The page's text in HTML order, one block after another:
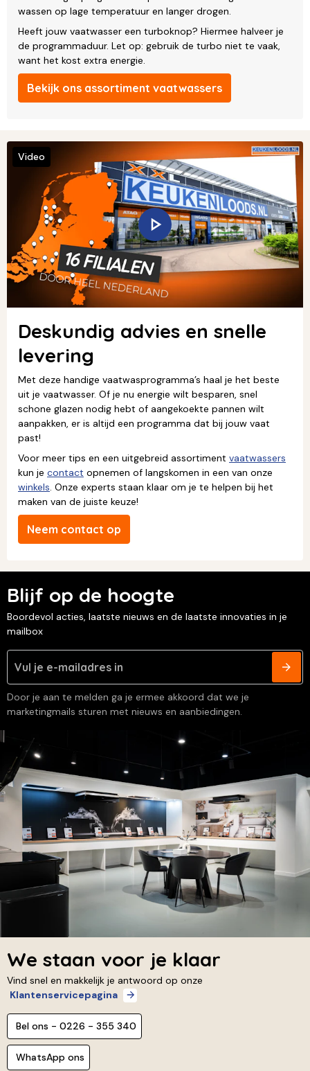
wassen op lage temperatuur en langer drogen.
Heeft jouw vaatwasser een turboknop? Hiermee halveer je
de programmaduur. Let op: gebruik de turbo niet te vaak,
want het kost extra energie.
Bekijk ons assortiment vaatwassers
Deskundig advies en snelle
levering
Met deze handige vaatwasprogramma’s haal je het beste
uit je vaatwasser. Of je nu energie wilt besparen, snel
schone glazen nodig hebt of aangekoekte pannen wilt
aanpakken, er is altijd een programma dat bij jouw vaat
past!
Voor meer tips en een uitgebreid assortiment vaatwassers
kun je contact opnemen of langskomen in een van onze
winkels. Onze experts staan klaar om je te helpen bij het
maken van de juiste keuze!
Neem contact op
Video
Blijf op de hoogte
Boordevol acties, laatste nieuws en de laatste innovaties in je
mailbox
Door je aan te melden ga je ermee akkoord dat we je
marketingmails sturen met nieuws en aanbiedingen.
We staan voor je klaar
Vind snel en makkelijk je antwoord op onze
Klantenservicepagina
Bel ons - 0226 - 355 340
WhatsApp ons